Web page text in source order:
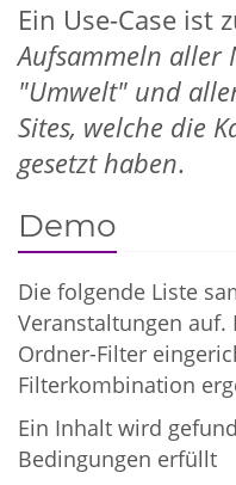
Ein Use-Case ist
Aufsammeln aller
"Umwelt" und
Sites, welche die
gesetzt haben.
Demo
Die folgende Liste
Veranstaltungen auf.
Ordner-Filter
Filterkombination
Ein Inhalt wird
Bedingungen erfüllt